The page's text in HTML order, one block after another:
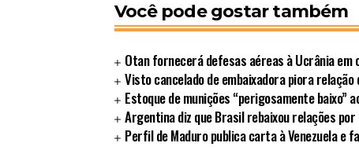
Você pode gostar também
Otan fornecerá defesas aéreas à Ucrânia
Visto cancelado de embaixadora piora
Estoque de munições “perigosamente baixo”
Argentina diz que Brasil rebaixou relações
Perfil de Maduro publica carta à Venezuela e